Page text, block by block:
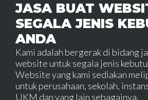
JASA BUAT
SEGALA JENIS
ANDA
Kami adalah bergerak di bidang
website untuk segala jenis
Website yang kami sediakan
untuk perusahaan, sekolah,
UKM dan yang lain sebagainya.